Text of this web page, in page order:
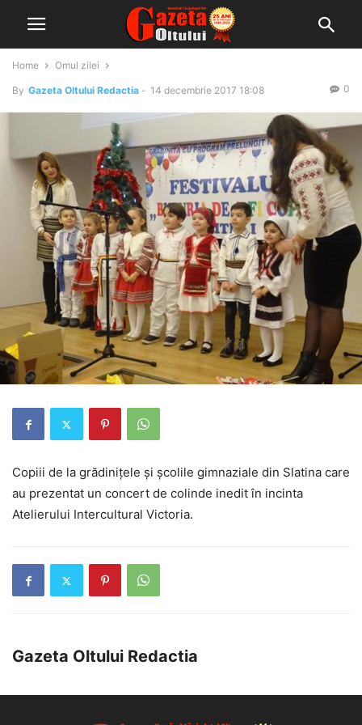
Home Omul zilei
By Gazeta Oltului Redactia - 14 decembrie 2017 18:08 0
Copiii de la grădinițele și școlile gimnaziale din Slatina care
au prezentat un concert de colinde inedit în incinta
Atelierului Intercultural Victoria.
Gazeta Oltului Redactia